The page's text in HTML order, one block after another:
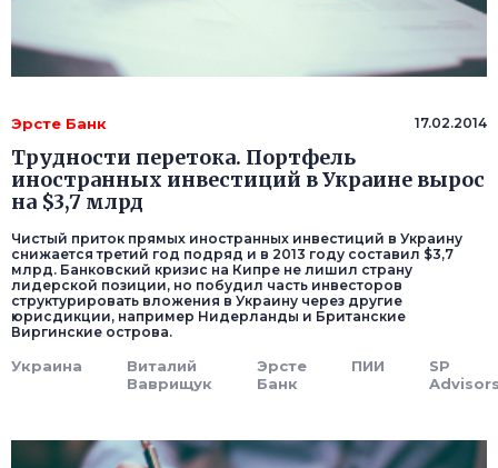
Эрсте Банк 17.02.2014
Трудности перетока. Портфель
иностранных инвестиций в Украине вырос
на $3,7 млрд
Чистый приток прямых иностранных инвестиций в Украину
снижается третий год подряд и в 2013 году составил $3,7
млрд. Банковский кризис на Кипре не лишил страну
лидерской позиции, но побудил часть инвесторов
структурировать вложения в Украину через другие
юрисдикции, например Нидерланды и Британские
Виргинские острова.
Украина
Виталий
Ваврищук
Эрсте
Банк
ПИИ
SP